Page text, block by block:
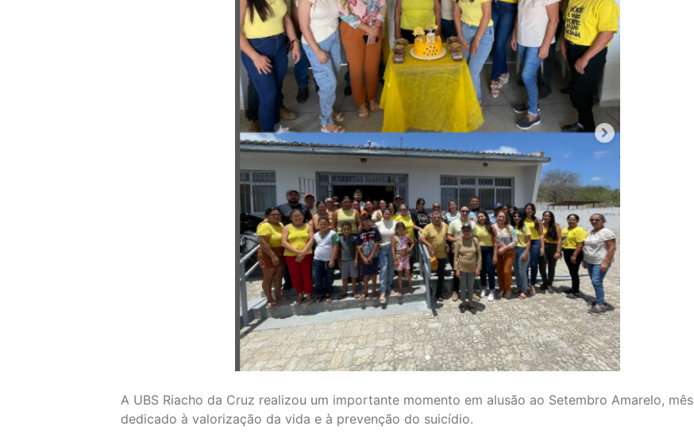
A UBS Riacho da Cruz realizou um importante momento em alusão ao Setembro Amarelo, mês
dedicado à valorização da vida e à prevenção do suicídio.